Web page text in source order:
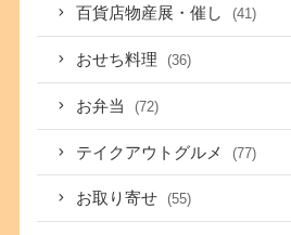
百貨店物産展・催し (41)
おせち料理 (36)
お弁当 (72)
テイクアウトグルメ (77)
お取り寄せ (55)